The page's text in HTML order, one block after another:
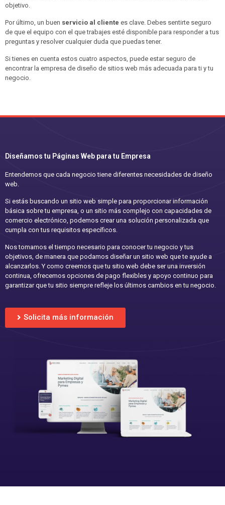
objetivo.
Por último, un buen servicio al cliente es clave. Debes sentirte seguro
de que el equipo con el que trabajes esté disponible para responder a tus
preguntas y resolver cualquier duda que puedas tener.
Si tienes en cuenta estos cuatro aspectos, puede estar seguro de
encontrar la empresa de diseño de sitios web más adecuada para ti y tu
negocio.
Diseñamos tu Páginas Web para tu Empresa
Entendemos que cada negocio tiene diferentes necesidades de diseño
web.
Si estás buscando un sitio web simple para proporcionar información
básica sobre tu empresa, o un sitio más complejo con capacidades de
comercio electrónico, podemos crear una solución personalizada que
cumpla con tus requisitos específicos.
Nos tomamos el tiempo necesario para conocer tu negocio y tus
objetivos, de manera que podamos diseñar un sitio web que te ayude a
alcanzarlos. Y como creemos que tu sitio web debe ser una inversión
continua, ofrecemos opciones de pago flexibles y apoyo continuo para
garantizar que tu sitio siempre refleje los últimos cambios en tu negocio.
Solicita más información